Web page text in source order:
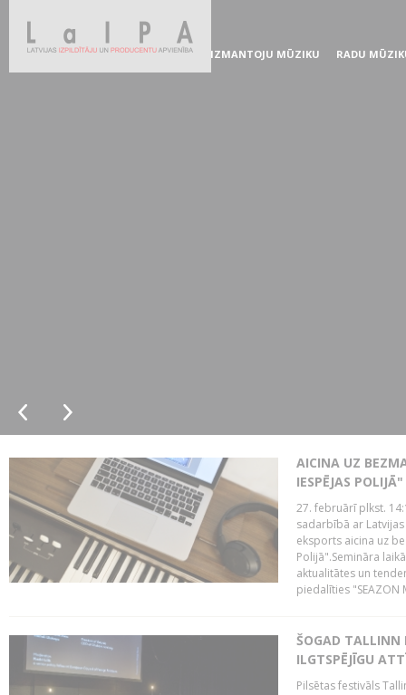
IZMANTOJU MŪZIKU RADU
AICINA UZ
IESPĒJAS POLIJĀ"
27. februārī plkst.
sadarbībā ar
eksports aicina uz
Polijā".Semināra
aktualitātes un
piedalīties "SEAZON
ŠOGAD TALLINN
ILGTSPĒJĪGU
Pilsētas festivāls